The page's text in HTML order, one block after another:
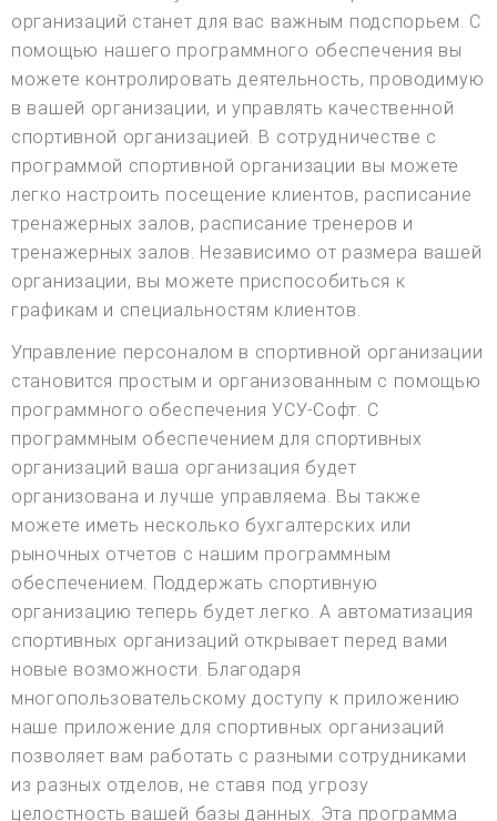
организаций станет для вас важным подспорьем. С
помощью нашего программного обеспечения вы
можете контролировать деятельность, проводимую
в вашей организации, и управлять качественной
спортивной организацией. В сотрудничестве с
программой спортивной организации вы можете
легко настроить посещение клиентов, расписание
тренажерных залов, расписание тренеров и
тренажерных залов. Независимо от размера вашей
организации, вы можете приспособиться к
графикам и специальностям клиентов.
Управление персоналом в спортивной организации
становится простым и организованным с помощью
программного обеспечения УСУ-Софт. С
программным обеспечением для спортивных
организаций ваша организация будет
организована и лучше управляема. Вы также
можете иметь несколько бухгалтерских или
рыночных отчетов с нашим программным
обеспечением. Поддержать спортивную
организацию теперь будет легко. А автоматизация
спортивных организаций открывает перед вами
новые возможности. Благодаря
многопользовательскому доступу к приложению
наше приложение для спортивных организаций
позволяет вам работать с разными сотрудниками
из разных отделов, не ставя под угрозу
целостность вашей базы данных. Эта программа